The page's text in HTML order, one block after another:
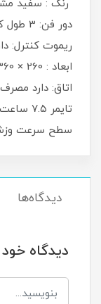
سطح سرعت وزش
دیدگاه‌ها
دیدگاه